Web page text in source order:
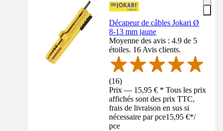
Décapeur de câbles Jokari Ø
8-13 mm jaune
Moyenne des avis : 4.9 de 5
étoiles. 16 Avis clients.
(16)
Prix — 15,95 € * Tous les prix
affichés sont des prix TTC,
frais de livraison en sus si
nécessaire par pce15,95 €*/
pce